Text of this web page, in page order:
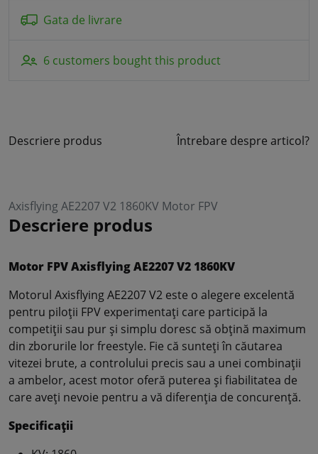
Gata de livrare
6 customers bought this product
Descriere produs Întrebare despre articol?
Axisflying AE2207 V2 1860KV Motor FPV
Descriere produs
Motor FPV Axisflying AE2207 V2 1860KV
Motorul Axisflying AE2207 V2 este o alegere excelentă
pentru piloții FPV experimentați care participă la
competiții sau pur și simplu doresc să obțină maximum
din zborurile lor freestyle. Fie că sunteți în căutarea
vitezei brute, a controlului precis sau a unei combinații
a ambelor, acest motor oferă puterea și fiabilitatea de
care aveți nevoie pentru a vă diferenția de concurență.
Specificații